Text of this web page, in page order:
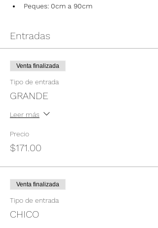
Peques: 0cm a 90cm
Entradas
Venta finalizada
Tipo de entrada
GRANDE
Leer más
Precio
$171.00
Venta finalizada
Tipo de entrada
CHICO